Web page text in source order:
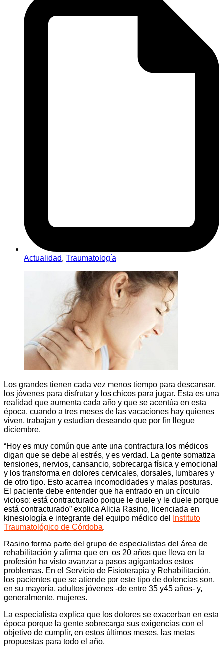
Actualidad, Traumatología
Los grandes tienen cada vez menos tiempo para descansar,
los jóvenes para disfrutar y los chicos para jugar. Esta es una
realidad que aumenta cada año y que se acentúa en esta
época, cuando a tres meses de las vacaciones hay quienes
viven, trabajan y estudian deseando que por fin llegue
diciembre.
“Hoy es muy común que ante una contractura los médicos
digan que se debe al estrés, y es verdad. La gente somatiza
tensiones, nervios, cansancio, sobrecarga física y emocional
y los transforma en dolores cervicales, dorsales, lumbares y
de otro tipo. Esto acarrea incomodidades y malas posturas.
El paciente debe entender que ha entrado en un círculo
vicioso: está contracturado porque le duele y le duele porque
está contracturado” explica Alicia Rasino, licenciada en
kinesiología e integrante del equipo médico del
Instituto
Traumatológico de Córdoba.
Rasino forma parte del grupo de especialistas del área de
rehabilitación y afirma que en los 20 años que lleva en la
profesión ha visto avanzar a pasos agigantados estos
problemas. En el Servicio de Fisioterapia y Rehabilitación,
los pacientes que se atiende por este tipo de dolencias son,
en su mayoría, adultos jóvenes -de entre 35 y45 años- y,
generalmente, mujeres.
La especialista explica que los dolores se exacerban en esta
época porque la gente sobrecarga sus exigencias con el
objetivo de cumplir, en estos últimos meses, las metas
propuestas para todo el año.